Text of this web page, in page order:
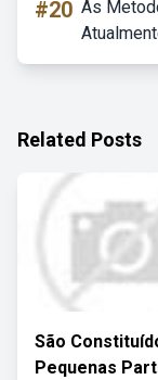
#20 As
Related Posts
São
Pequenas